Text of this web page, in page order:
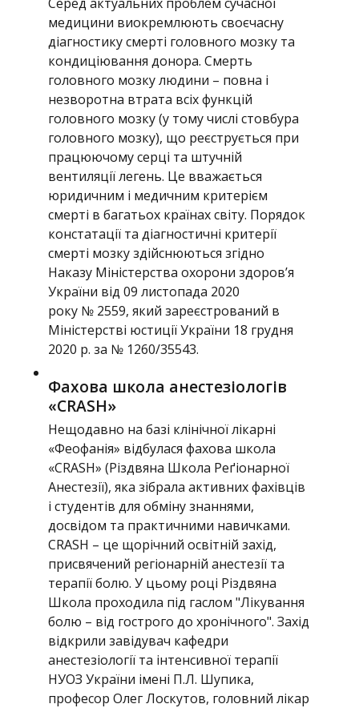
медицини виокремлюють своєчасну
діагностику смерті головного мозку та
кондиціювання донора. Смерть
головного мозку людини – повна і
незворотна втрата всіх функцій
головного мозку (у тому числі стовбура
головного мозку), що реєструється при
працюючому серці та штучній
вентиляції легень. Це вважається
юридичним і медичним критерієм
смерті в багатьох країнах світу. Порядок
констатації та діагностичні критерії
смерті мозку здійснюються згідно
Наказу Міністерства охорони здоров’я
України від 09 листопада 2020
року № 2559, який зареєстрований в
Міністерстві юстиції України 18 грудня
2020 р. за № 1260/35543.
Фахова школа анестезіологів
«CRASH»
Нещодавно на базі клінічної лікарні
«Феофанія» відбулася фахова школа
«CRASH» (Різдвяна Школа Реґіонарної
Анестезії), яка зібрала активних фахівців
і студентів для обміну знаннями,
досвідом та практичними навичками.
CRASH – це щорічний освітній захід,
присвячений регіонарній анестезії та
терапії болю. У цьому році Різдвяна
Школа проходила під гаслом "Лікування
болю – від гострого до хронічного". Захід
відкрили завідувач кафедри
анестезіології та інтенсивної терапії
НУОЗ України імені П.Л. Шупика,
професор Олег Лоскутов, головний лікар